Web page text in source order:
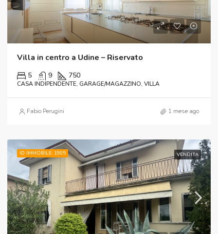
Villa in centro a Udine – Riservato
5 9 750
CASA INDIPENDENTE, GARAGE/MAGAZZINO, VILLA
Fabio Perugini 1 mese ago
ID IMMOBILE: 1905 VENDITA